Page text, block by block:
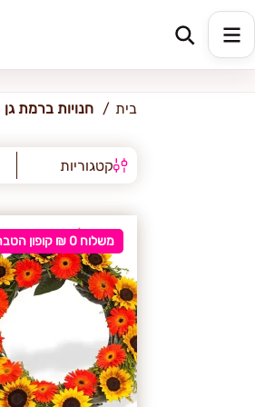
רמת גן
בית חנויות ברמת גן
קטגוריות
משלוח 0 ₪ קופון הטבה